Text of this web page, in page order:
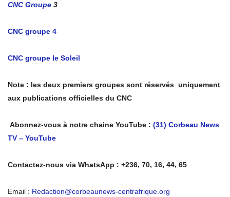
CNC Groupe 3
CNC groupe 4
CNC groupe le Soleil
Note : les deux premiers groupes sont réservés uniquement
aux publications officielles du CNC
Abonnez-vous à notre chaine YouTube : (31) Corbeau News
TV – YouTube
Contactez-nous via WhatsApp : +236, 70, 16, 44, 65
Email : Redaction@corbeaunews-centrafrique.org